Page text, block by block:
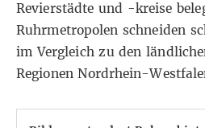
Revierstädte und -kreise
Ruhrmetropolen schneiden
im Vergleich zu den
Regionen Nordrhein-